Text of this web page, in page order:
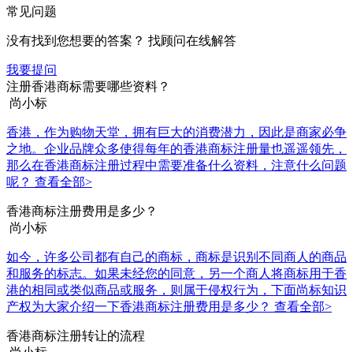
常见问题
没有找到您想要的答案？ 找顾问在线解答
我要提问
注册香港商标需要哪些资料？
尚小标
香港，作为购物天堂，拥有巨大的消费潜力，因此是商家必争
之地。企业品牌众多使得每年的香港商标注册量也遥遥领先，
那么在香港商标注册过程中需要准备什么资料，注意什么问题
呢？ 查看全部>
香港商标注册费用是多少？
尚小标
如今，许多公司都有自己的商标，商标是识别不同商人的商品
和服务的标志。如果未经您的同意，另一个商人将商标用于香
港的相同或类似商品或服务，则属于侵权行为，下面尚标知识
产权为大家介绍一下香港商标注册费用是多少？ 查看全部>
香港商标注册转让的流程